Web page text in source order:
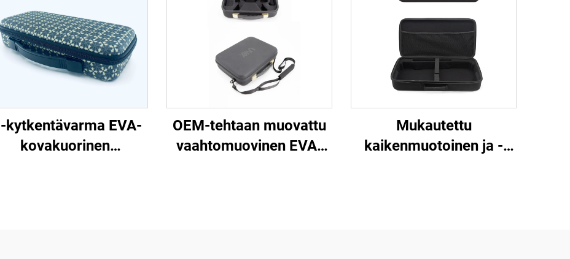
kytkentävarma EVA-
kovakuorinen
OEM-tehtaan muovattu
vaahtomuovinen EVA-
Mukautettu
kaikenmuotoinen ja -